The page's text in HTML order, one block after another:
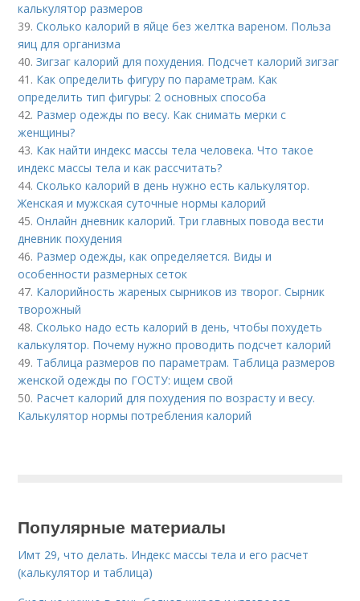
калькулятор размеров
39.Сколько калорий в яйце без желтка вареном. Польза
яиц для организма
40.Зигзаг калорий для похудения. Подсчет калорий зигзаг
41. Как определить фигуру по параметрам. Как
определить тип фигуры: 2 основных способа
42. Размер одежды по весу. Как снимать мерки с
женщины?
43. Как найти индекс массы тела человека. Что такое
индекс массы тела и как рассчитать?
44.Сколько калорий в день нужно есть калькулятор.
Женская и мужская суточные нормы калорий
45.Онлайн дневник калорий. Три главных повода вести
дневник похудения
46. Размер одежды, как определяется. Виды и
особенности размерных сеток
47. Калорийность жареных сырников из творог. Сырник
творожный
48.Сколько надо есть калорий в день, чтобы похудеть
калькулятор. Почему нужно проводить подсчет калорий
49. Таблица размеров по параметрам. Таблица размеров
женской одежды по ГОСТУ: ищем свой
50. Расчет калорий для похудения по возрасту и весу.
Калькулятор нормы потребления калорий
Популярные материалы
Имт 29, что делать. Индекс массы тела и его расчет
(калькулятор и таблица)